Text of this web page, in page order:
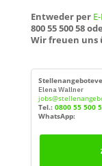
Entweder per
800 55 500 58
Wir freuen uns
Elena Wallner
Tel.: 0800 55 500
WhatsApp: